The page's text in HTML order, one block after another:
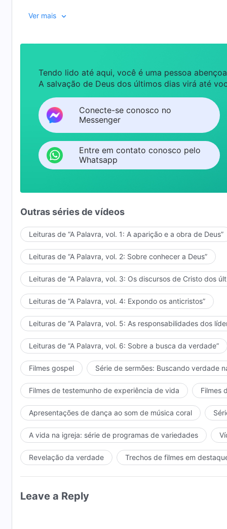
Ver mais
Tendo lido até aqui, você é uma pessoa
A salvação de Deus dos últimos dias virá até
Conecte-se conosco no
Messenger
Entre em contato conosco pelo
Whatsapp
Outras séries de vídeos
Leituras de “A Palavra, vol. 1: A aparição e a obra de Deus”
Leituras de “A Palavra, vol. 2: Sobre conhecer a Deus”
Leituras de “A Palavra, vol. 3: Os discursos de Cristo dos
Leituras de “A Palavra, vol. 4: Expondo os anticristos”
Leituras de “A Palavra, vol. 5: As responsabilidades dos
Leituras de “A Palavra, vol. 6: Sobre a busca da verdade”
Filmes gospel Série de sermões: Buscando verdade
Filmes de testemunho de experiência de vida Filmes
Apresentações de dança ao som de música coral
A vida na igreja: série de programas de variedades
Revelação da verdade Trechos de filmes em
Leave a Reply